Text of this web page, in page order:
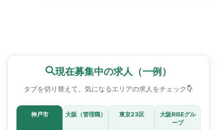
現在募集中の求人（一例）
タブを切り替えて、気になるエリアの求人をチェック
神戸市 大阪（管理職） 東京23区
大阪RISEグル
ープ